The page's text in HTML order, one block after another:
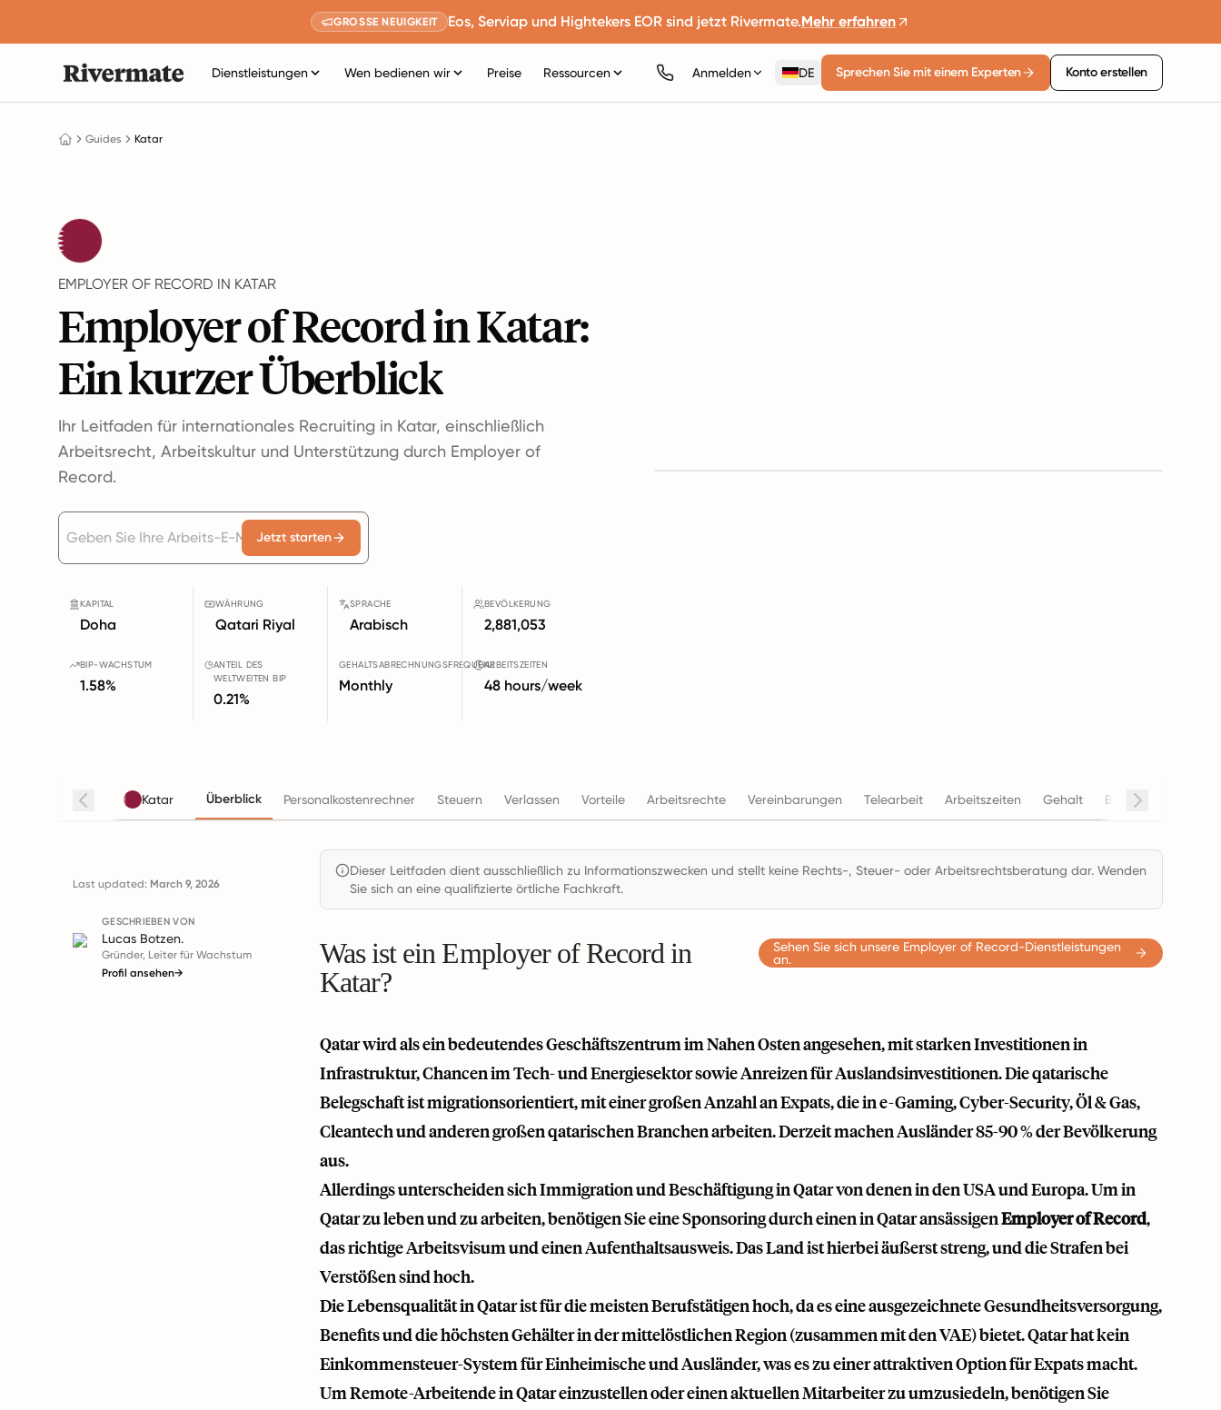
GROSSE NEUIGKEIT Eos, Serviap und Hightekers EOR sind jetzt Rivermate.Mehr erfahren
Dienstleistungen Wen bedienen wir Preise Ressourcen Anmelden DE Sprechen Sie mit einem Experten Konto erstellen
Guides Katar
EMPLOYER OF RECORD IN KATAR
Employer of Record in Katar:
Ein kurzer Überblick
Ihr Leitfaden für internationales Recruiting in Katar, einschließlich
Arbeitsrecht, Arbeitskultur und Unterstützung durch Employer of
Record.
Jetzt starten
KAPITAL
Doha
WÄHRUNG
Qatari Riyal
SPRACHE
Arabisch
BEVÖLKERUNG
2,881,053
BIP-WACHSTUM
1.58%
ANTEIL DES
WELTWEITEN BIP
0.21%
GEHALTSABRECHNUNGSFREQUENZ
Monthly
ARBEITSZEITEN
48 hours/week
Katar Überblick Personalkostenrechner Steuern Verlassen Vorteile Arbeitsrechte Vereinbarungen Telearbeit Arbeitszeiten Gehalt Beendigung
Last updated: March 9, 2026
GESCHRIEBEN VON
Lucas Botzen.
Gründer, Leiter für Wachstum
Profil ansehen→
Dieser Leitfaden dient ausschließlich zu Informationszwecken und stellt keine Rechts-, Steuer- oder Arbeitsrechtsberatung dar. Wenden
Sie sich an eine qualifizierte örtliche Fachkraft.
Was ist ein Employer of Record in
Katar?
Sehen Sie sich unsere Employer of Record-Dienstleistungen
an.
Qatar wird als ein bedeutendes Geschäftszentrum im Nahen Osten angesehen, mit starken Investitionen in
Infrastruktur, Chancen im Tech- und Energiesektor sowie Anreizen für Auslandsinvestitionen. Die qatarische
Belegschaft ist migrationsorientiert, mit einer großen Anzahl an Expats, die in e-Gaming, Cyber-Security, Öl & Gas,
Cleantech und anderen großen qatarischen Branchen arbeiten. Derzeit machen Ausländer 85-90 % der Bevölkerung
aus.
Allerdings unterscheiden sich Immigration und Beschäftigung in Qatar von denen in den USA und Europa. Um in
Qatar zu leben und zu arbeiten, benötigen Sie eine Sponsoring durch einen in Qatar ansässigenEmployer of Record,
das richtige Arbeitsvisum und einen Aufenthaltsausweis. Das Land ist hierbei äußerst streng, und die Strafen bei
Verstößen sind hoch.
Die Lebensqualität in Qatar ist für die meisten Berufstätigen hoch, da es eine ausgezeichnete Gesundheitsversorgung,
Benefits und die höchsten Gehälter in der mittelöstlichen Region (zusammen mit den VAE) bietet. Qatar hat kein
Einkommensteuer-System für Einheimische und Ausländer, was es zu einer attraktiven Option für Expats macht.
Um Remote-Arbeitende in Qatar einzustellen oder einen aktuellen Mitarbeiter zu umzusiedeln, benötigen Sie